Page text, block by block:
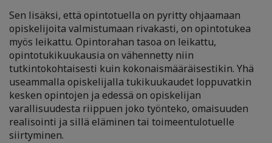
Sen lisäksi, että opintotuella on pyritty ohjaamaan
opiskelijoita valmistumaan rivakasti, on opintotukea
myös leikattu. Opintorahan tasoa on leikattu,
opintotukikuukausia on vähennetty niin
tutkintokohtaisesti kuin kokonaismääräisestikin. Yhä
useammalla opiskelijalla tukikuukaudet loppuvatkin
kesken opintojen ja edessä on opiskelijan
varallisuudesta riippuen joko työnteko, omaisuuden
realisointi ja sillä eläminen tai toimeentulotuelle
siirtyminen.